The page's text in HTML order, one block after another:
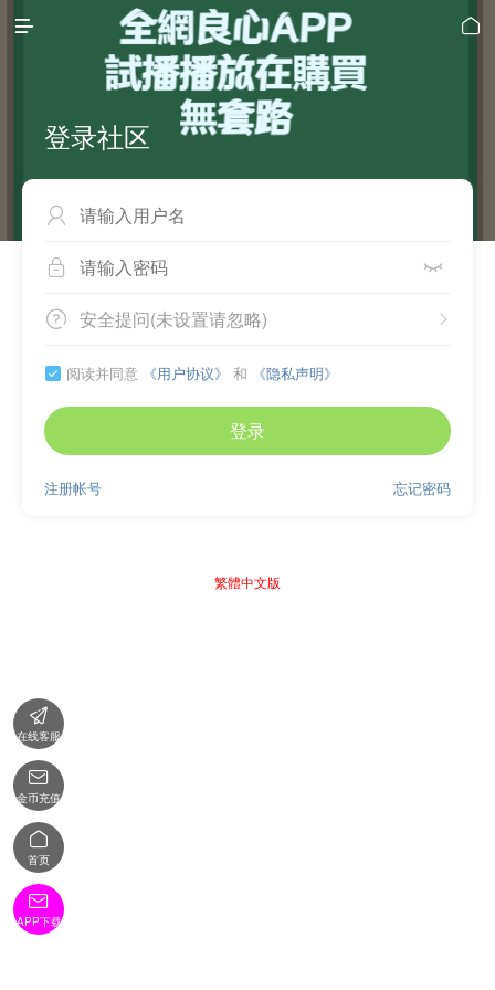
 
登录社区

 
 
安全提问(未设置请忽略)
 阅读并同意 《用户协议》 和 《隐私声明》
登录
忘记密码
注册帐号
繁體中文版

在线客服

金币充值

首页

APP下载